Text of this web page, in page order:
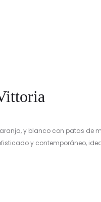
y blanco con patas de
y contemporáneo,